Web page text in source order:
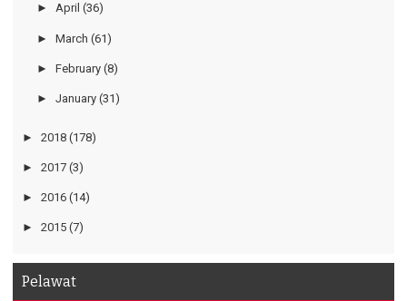
► April (36)
► March (61)
► February (8)
► January (31)
► 2018 (178)
► 2017 (3)
► 2016 (14)
► 2015 (7)
Pelawat